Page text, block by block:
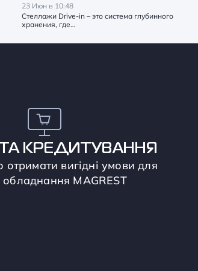
23 Июн в 10:48
Стеллажи Drive-in – это система глубинного
хранения, где…
ТА КРЕДИТУВАННЯ
вигідні умови для
обладнання MAGREST